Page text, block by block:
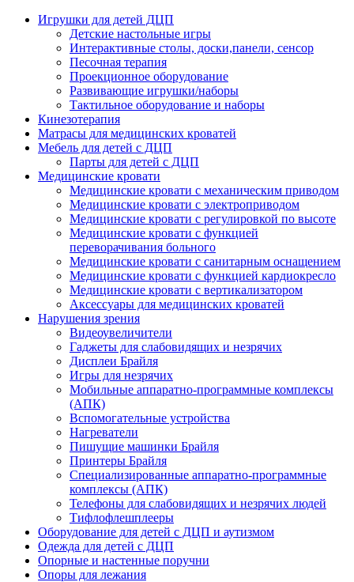
Игрушки для детей ДЦП
Детские настольные игры
Интерактивные столы, доски,панели, сенсор
Песочная терапия
Проекционное оборудование
Развивающие игрушки/наборы
Тактильное оборудование и наборы
Кинезотерапия
Матрасы для медицинских кроватей
Мебель для детей с ДЦП
Парты для детей с ДЦП
Медицинские кровати
Медицинские кровати с механическим приводом
Медицинские кровати с электроприводом
Медицинские кровати с регулировкой по высоте
Медицинские кровати с функцией
переворачивания больного
Медицинские кровати с санитарным оснащением
Медицинские кровати с функцией кардиокресло
Медицинские кровати с вертикализатором
Аксессуары для медицинских кроватей
Нарушения зрения
Видеоувеличители
Гаджеты для слабовидящих и незрячих
Дисплеи Брайля
Игры для незрячих
Мобильные аппаратно-программные комплексы
(АПК)
Вспомогательные устройства
Нагреватели
Пишущие машинки Брайля
Принтеры Брайля
Специализированные аппаратно-программные
комплексы (АПК)
Телефоны для слабовидящих и незрячих людей
Тифлофлешплееры
Оборудование для детей с ДЦП и аутизмом
Одежда для детей с ДЦП
Опорные и настенные поручни
Опоры для лежания